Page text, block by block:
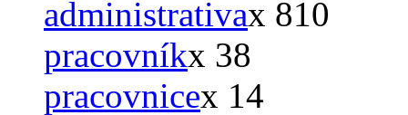
administrativax 810
pracovníkx 38
pracovnicex 14